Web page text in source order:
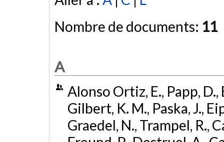
Nombre de documents: 11
A
Alonso Ortiz, E., Papp, D.,
Gilbert, K. M., Paska, J.,
Graedel, N., Trampel, R.,